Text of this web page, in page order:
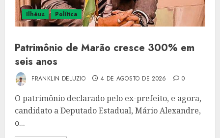
Ilhéus Política
Patrimônio de Marão cresce 300% em
seis anos
FRANKLIN DELUZIO 4 DE AGOSTO DE 2026 0
O patrimônio declarado pelo ex-prefeito, e agora,
candidato a Deputado Estadual, Mário Alexandre,
o...